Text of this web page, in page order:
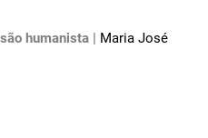
humanista | Maria José